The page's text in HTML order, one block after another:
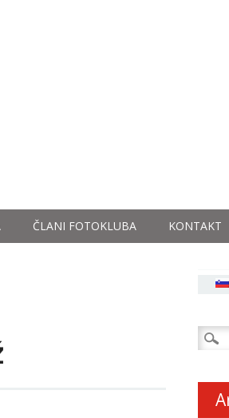
ČLANI FOTOKLUBA KONTAKT
Išči: